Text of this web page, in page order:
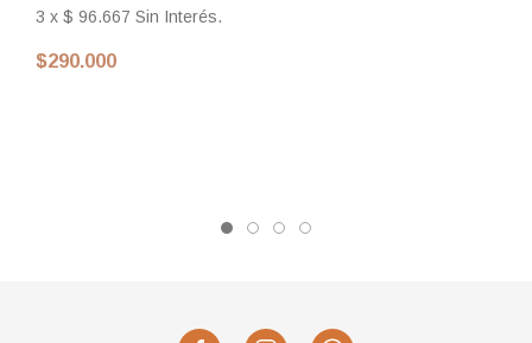
3 x $ 96.667 Sin Interés.
$290.000